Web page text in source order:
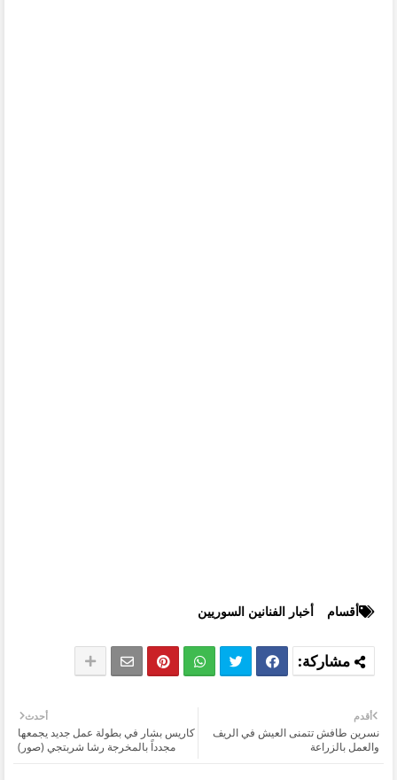
أقسام أخبار الفنانين السوريين
أحدث
كاريس بشار في بطولة عمل جديد يجمعها
مجدداً بالمخرجة رشا شربتجي (صور)
أقدم
نسرين طافش تتمنى العيش في الريف
والعمل بالزراعة